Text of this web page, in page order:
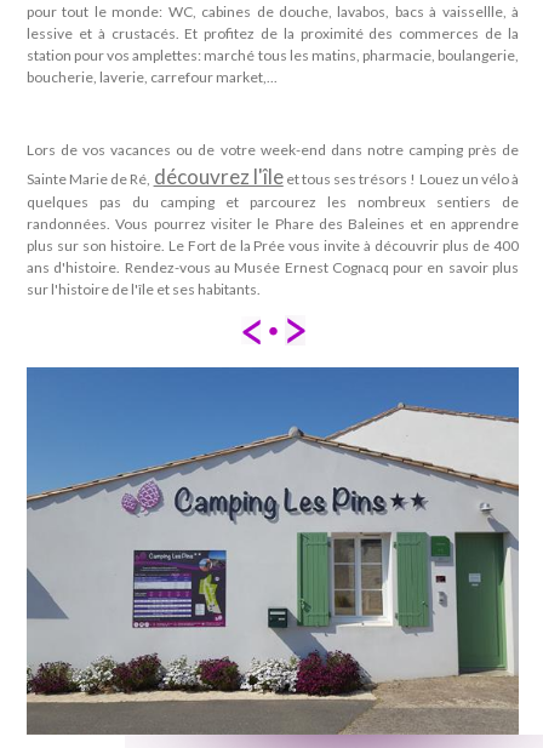
pour tout le monde: WC, cabines de douche, lavabos, bacs à vaissellle, à
lessive et à crustacés. Et profitez de la proximité des commerces de la
station pour vos amplettes: marché tous les matins, pharmacie, boulangerie,
boucherie, laverie, carrefour market,...
Lors de vos vacances ou de votre week-end dans notre camping près de
Sainte Marie de Ré, découvrez l'îleet tous ses trésors ! Louez un vélo à
quelques pas du camping et parcourez les nombreux sentiers de
randonnées. Vous pourrez visiter le Phare des Baleines et en apprendre
plus sur son histoire. Le Fort de la Prée vous invite à découvrir plus de 400
ans d'histoire. Rendez-vous au Musée Ernest Cognacq pour en savoir plus
sur l'histoire de l'île et ses habitants.